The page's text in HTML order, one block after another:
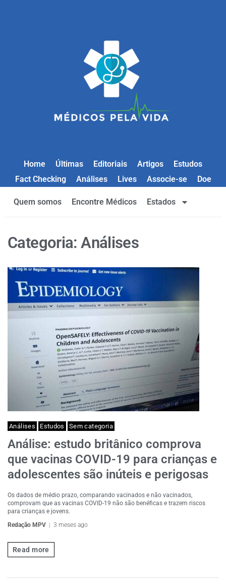
Home Últimas Editoriais Artigos
Estudos
Fact Checking
Análises Lives Associe-se Doe
Quem somos Encontre Médicos Estados
Categoria:Análises
Análises Estudos Sem categoria
Análise: estudo britânico comprova
que vacinas COVID-19 para crianças e
adolescentes são inúteis e perigosas
Os dados de médio prazo, comparando vacinados e não vacinados,
comprovam que as vacinas COVID-19 não são benéficas e trazem riscos
para crianças e jovens.
Redação MPV
3 meses ago
Read more